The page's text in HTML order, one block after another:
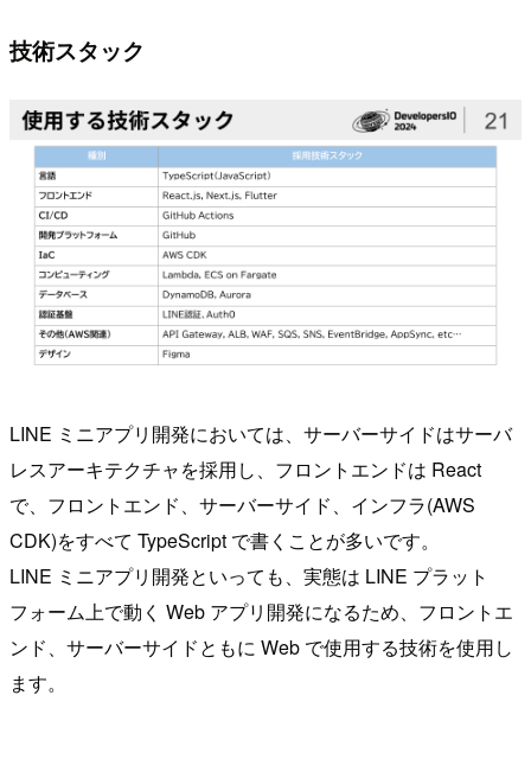
技術スタック
LINE ミニアプリ開発においては、サーバーサイドはサーバ
レスアーキテクチャを採用し、フロントエンドは React
で、フロントエンド、サーバーサイド、インフラ(AWS
CDK)をすべて TypeScript で書くことが多いです。
LINE ミニアプリ開発といっても、実態は LINE プラット
フォーム上で動く Web アプリ開発になるため、フロントエ
ンド、サーバーサイドともに Web で使用する技術を使用し
ます。